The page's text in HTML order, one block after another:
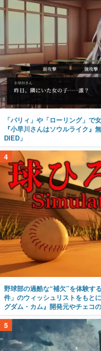
「パリィ」や「ローリング」で
『小早川さんはソウルライク』
DIED」
4
野球部の過酷な“補欠”を体験す
件」のウィッシュリストをもと
グダム・カム』開発元やチェコ
5